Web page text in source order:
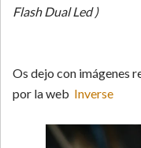
Flash Dual Led )
Os dejo con imágenes
por la web Inverse